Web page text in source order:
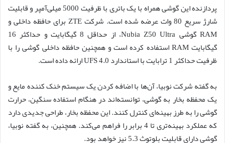
پردازنده این گوشی همراه با یک باتری با ظرفیت 5000 میلی‌آمپر و قابلیت
شارژ سریع 80 وات عرضه شده است. شرکت ZTE برای حافظه داخلی و
RAM گوشی Nubia Z50 Ultra، از حداقل 8 گیگابایت و حداکثر 16
گیگابایت RAM استفاده کرده است و همچنین حافظه داخلی گوشی را با
ظرفیت حداکثر 1 ترابایت با استاندارد UFS 4.0 ارائه داده است.
به گفته شرکت نوبیا، آن‌ها با اضافه کردن یک سیستم خنک کننده مایع و
یک محفظه بخار به گوشی، توانسته‌اند در هنگام استفاده سنگین، حرارت
گوشی را به طرز بهینه‌ای کنترل کنند. این محفظه بخار، طراحی جدیدی دارد
که عملکرد بهینه‌تری تا 4 برابر را فراهم می‌کند. همچنین، به گفته نوبیا،
گوشی دارای قابلیت بلوتوث 5.3 نیز خواهد بود.